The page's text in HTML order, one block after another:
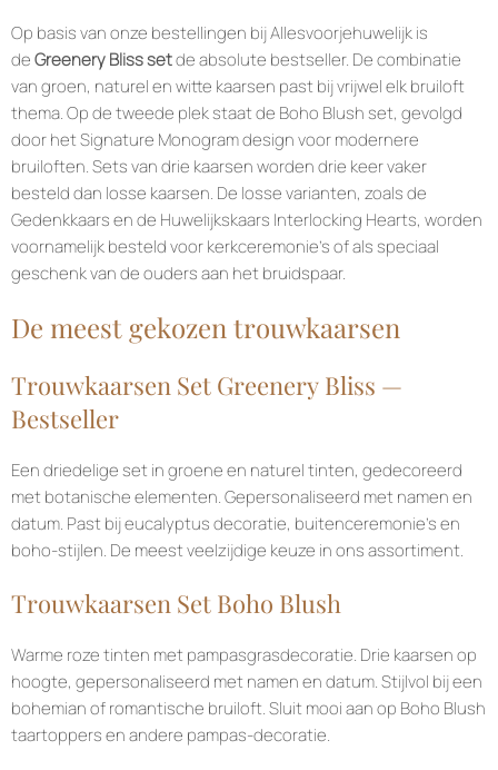
Op basis van onze bestellingen bij Allesvoorjehuwelijk is
deGreenery Bliss setde absolute bestseller. De combinatie
van groen, naturel en witte kaarsen past bij vrijwel elk bruiloft
thema. Op de tweede plek staat de Boho Blush set, gevolgd
door het Signature Monogram design voor modernere
bruiloften. Sets van drie kaarsen worden drie keer vaker
besteld dan losse kaarsen. De losse varianten, zoals de
Gedenkkaars en de Huwelijkskaars Interlocking Hearts, worden
voornamelijk besteld voor kerkceremonie’s of als speciaal
geschenk van de ouders aan het bruidspaar.
De meest gekozen trouwkaarsen
Trouwkaarsen Set Greenery Bliss —
Bestseller
Een driedelige set in groene en naturel tinten, gedecoreerd
met botanische elementen. Gepersonaliseerd met namen en
datum. Past bij eucalyptus decoratie, buitenceremonie’s en
boho-stijlen. De meest veelzijdige keuze in ons assortiment.
Trouwkaarsen Set Boho Blush
Warme roze tinten met pampasgrasdecoratie. Drie kaarsen op
hoogte, gepersonaliseerd met namen en datum. Stijlvol bij een
bohemian of romantische bruiloft. Sluit mooi aan op Boho Blush
taartoppers en andere pampas-decoratie.